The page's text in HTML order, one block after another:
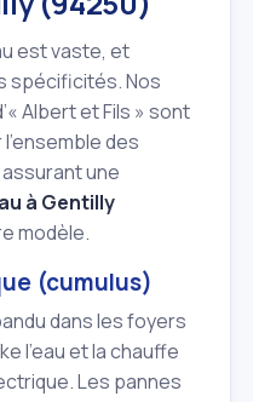
est vaste, et
spécificités. Nos
Albert et Fils » sont
des
une
à Gentilly
modèle.
(cumulus)
dans les foyers
l'eau et la chauffe
Les pannes